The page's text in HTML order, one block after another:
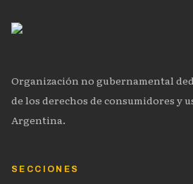
Organización no gubernamental
de los derechos de consumidores y
Argentina.
SECCIONES